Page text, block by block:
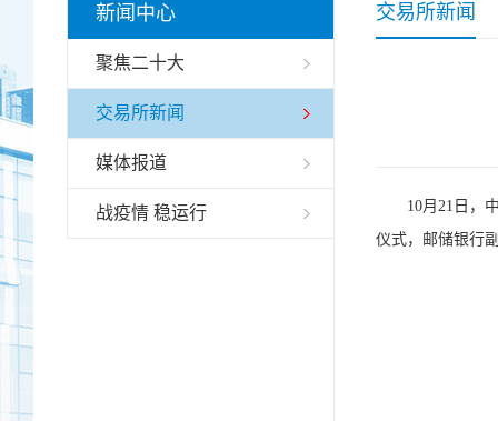
新闻中心
聚焦二十大
交易所新闻
媒体报道
战疫情 稳运行
交易所新闻
10月21日，
仪式，邮储银行